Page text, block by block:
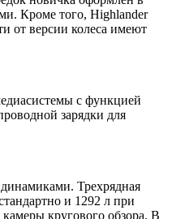
Кроме того, Highlander
от версии колеса имеют
с функцией
зарядки для
Трехрядная
и 1292 л при
кругового обзора. В